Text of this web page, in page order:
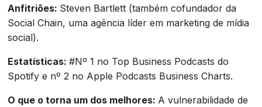
Anfitriões: Steven Bartlett (também cofundador da
Social Chain, uma agência líder em marketing de mídia
social).
Estatísticas:#Nº 1 no Top Business Podcasts do
Spotify e nº 2 no Apple Podcasts Business Charts.
O que o torna um dos melhores: A vulnerabilidade de